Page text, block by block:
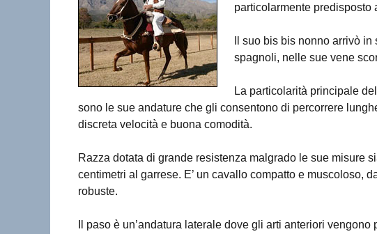
particolarmente predisposto
Il suo bis bis nonno arrivò
spagnoli, nelle sue vene
La particolarità principale
sono le sue andature che gli consentono di percorrere
discreta velocità e buona comodità.
Razza dotata di grande resistenza malgrado le sue misure
centimetri al garrese. E’ un cavallo compatto e muscoloso,
robuste.
Il paso è un’andatura laterale dove gli arti anteriori